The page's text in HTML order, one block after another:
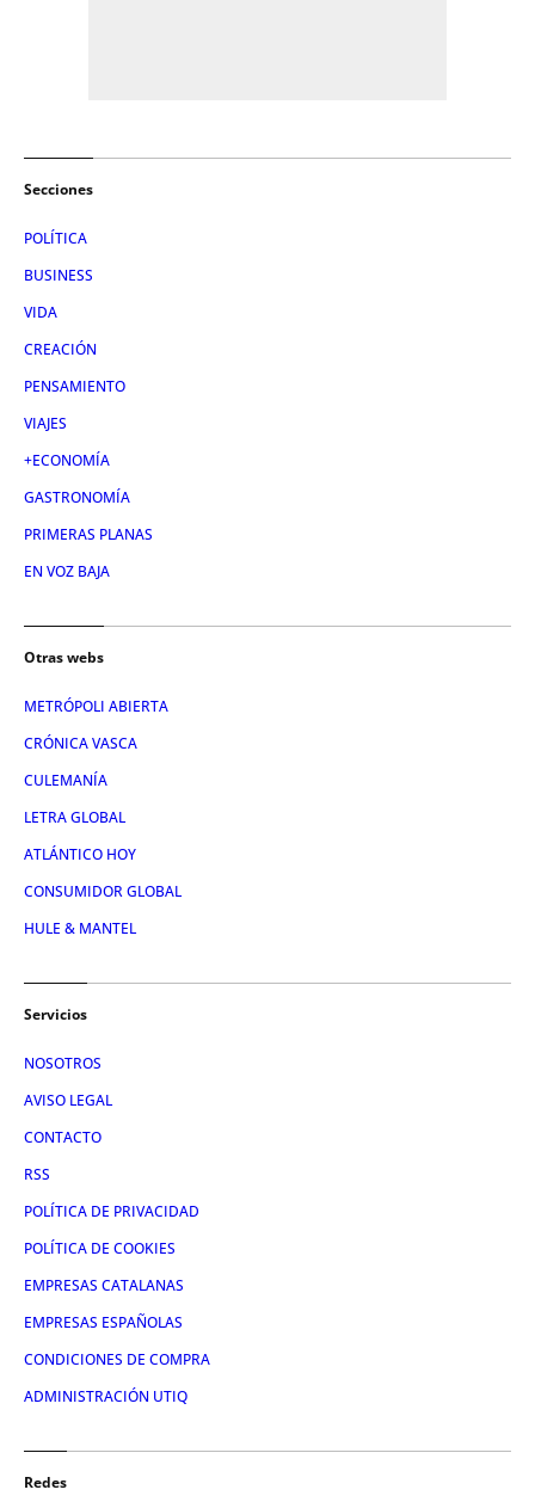
Secciones
POLÍTICA
BUSINESS
VIDA
CREACIÓN
PENSAMIENTO
VIAJES
+ECONOMÍA
GASTRONOMÍA
PRIMERAS PLANAS
EN VOZ BAJA
Otras webs
METRÓPOLI ABIERTA
CRÓNICA VASCA
CULEMANÍA
LETRA GLOBAL
ATLÁNTICO HOY
CONSUMIDOR GLOBAL
HULE & MANTEL
Servicios
NOSOTROS
AVISO LEGAL
CONTACTO
RSS
POLÍTICA DE PRIVACIDAD
POLÍTICA DE COOKIES
EMPRESAS CATALANAS
EMPRESAS ESPAÑOLAS
CONDICIONES DE COMPRA
ADMINISTRACIÓN UTIQ
Redes